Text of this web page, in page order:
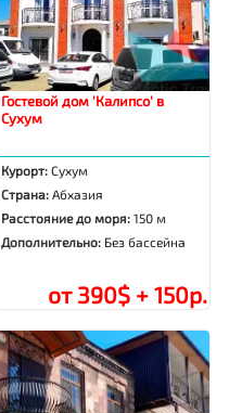
Гостевой дом 'Калипсо' в
Сухум
Курорт:Сухум
Страна:Абхазия
Расстояние до моря:150 м
Дополнительно: Без бассейна
от 390$ + 150р.